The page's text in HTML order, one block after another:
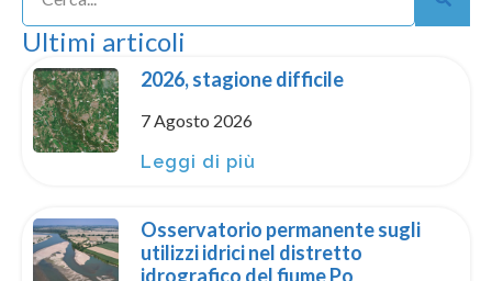
Ultimi articoli
2026, stagione difficile
7 Agosto 2026
Leggi di più
Osservatorio permanente sugli
utilizzi idrici nel distretto
idrografico del fiume Po